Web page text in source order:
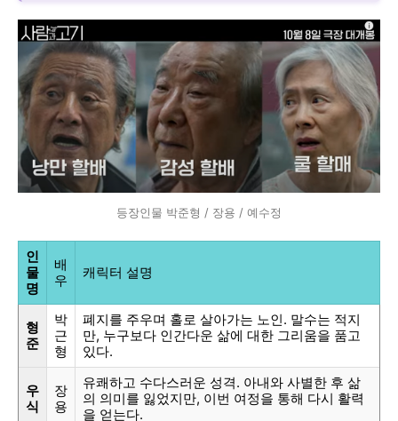
등장인물 박준형 / 장용 / 예수정
인
물
명
배
우
캐릭터 설명
형
준
박
근
형
폐지를 주우며 홀로 살아가는 노인. 말수는 적지
만, 누구보다 인간다운 삶에 대한 그리움을 품고
있다.
우
식
장
용
유쾌하고 수다스러운 성격. 아내와 사별한 후 삶
의 의미를 잃었지만, 이번 여정을 통해 다시 활력
을 얻는다.